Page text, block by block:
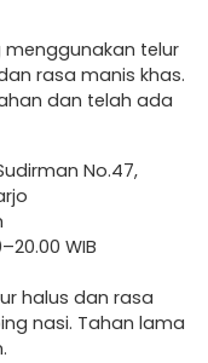
menggunakan telur
rasa manis khas.
dan telah ada
No.47,
WIB
halus dan rasa
nasi. Tahan lama